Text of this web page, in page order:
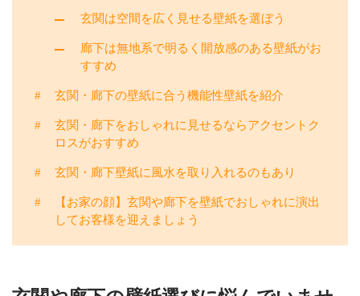
CONTACT
【オススメ施工】
6帖壁張替：44,000円（税込）！
まずはお問い合わせください
メール・LINEでの受付
お問い合わせフォーム
お電話での受付
090-7014-7046
土日祝でもご相談お待ちしております！
玄関は空間を広く見せる壁紙を選ぼう
廊下は無地系で明るく開放感のある壁紙がお
すすめ
玄関・廊下の壁紙に合う機能性壁紙を紹介
玄関・廊下をおしゃれに見せるならアクセントク
ロスがおすすめ
玄関・廊下壁紙に風水を取り入れるのもあり
【お家の顔】玄関や廊下を壁紙でおしゃれに演出
してお客様を迎えましょう